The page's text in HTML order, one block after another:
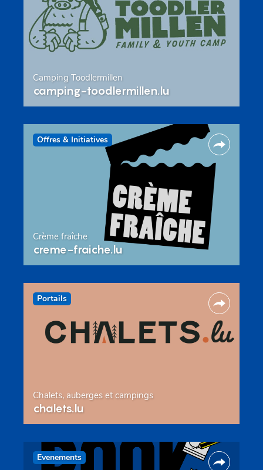
Camping Toodlermillen
camping-toodlermillen.lu
Offres & Initiatives
Crème fraîche
creme-fraiche.lu
Portails
Chalets, auberges et campings
chalets.lu
Evenements